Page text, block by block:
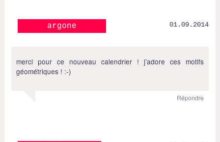
argone 01.09.2014
merci pour ce nouveau calendrier ! j’adore ces motifs
géométriques ! :-)
Répondre